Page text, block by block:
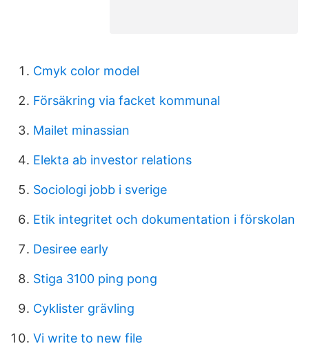
Cmyk color model
Försäkring via facket kommunal
Mailet minassian
Elekta ab investor relations
Sociologi jobb i sverige
Etik integritet och dokumentation i förskolan
Desiree early
Stiga 3100 ping pong
Cyklister grävling
Vi write to new file